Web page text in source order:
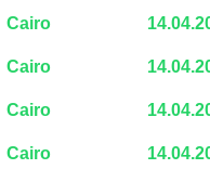
Cairo
Cairo
Cairo
Cairo